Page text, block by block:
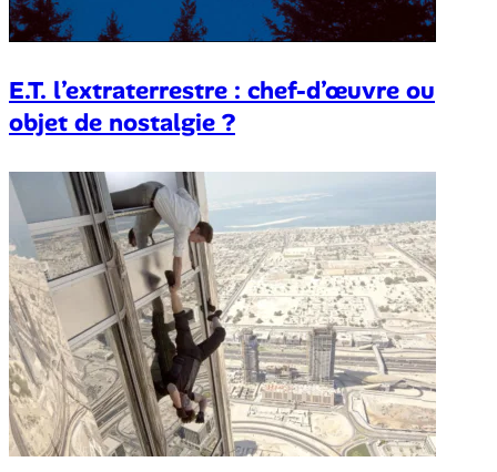
E.T. l’extraterrestre : chef-d’œuvre ou
objet de nostalgie ?